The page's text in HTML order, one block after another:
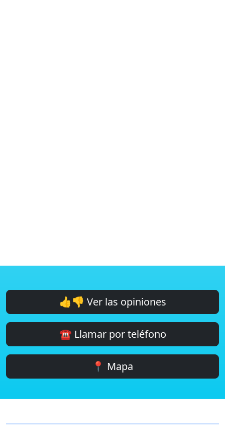
👍👎 Ver las opiniones
☎️ Llamar por teléfono
📍 Mapa